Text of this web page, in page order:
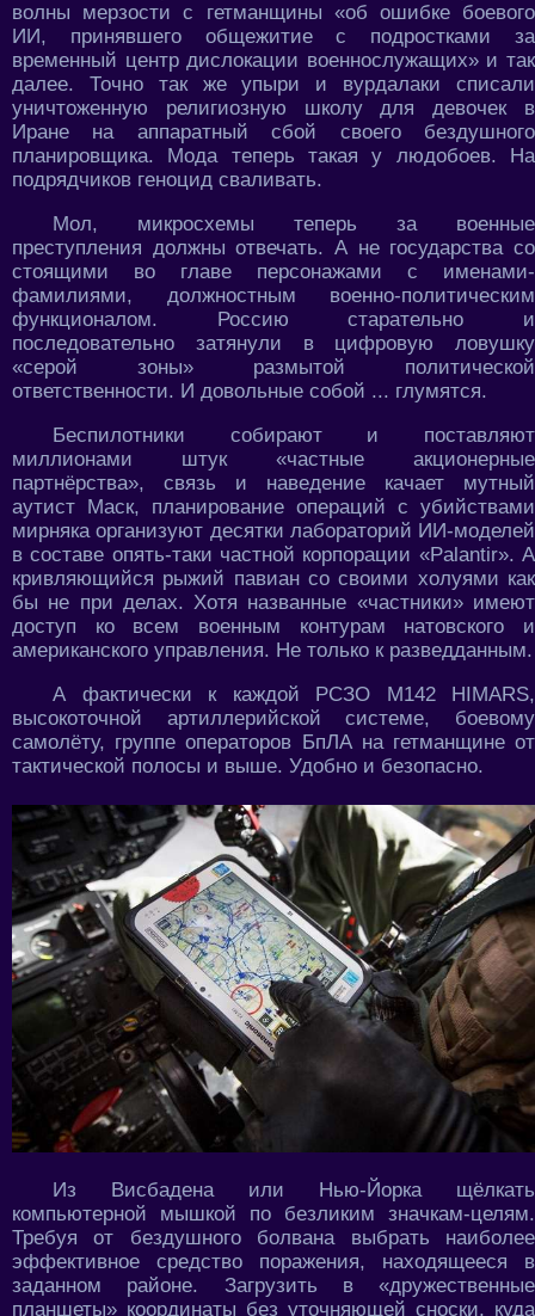
волны мерзости с гетманщины «об ошибке боевого
ИИ, принявшего общежитие с подростками за
временный центр дислокации военнослужащих» и так
далее. Точно так же упыри и вурдалаки списали
уничтоженную религиозную школу для девочек в
Иране на аппаратный сбой своего бездушного
планировщика. Мода теперь такая у людобоев. На
подрядчиков геноцид сваливать.
Мол, микросхемы теперь за военные
преступления должны отвечать. А не государства со
стоящими во главе персонажами с именами-
фамилиями, должностным военно-политическим
функционалом. Россию старательно и
последовательно затянули в цифровую ловушку
«серой зоны» размытой политической
ответственности. И довольные собой ... глумятся.
Беспилотники собирают и поставляют
миллионами штук «частные акционерные
партнёрства», связь и наведение качает мутный
аутист Маск, планирование операций с убийствами
мирняка организуют десятки лабораторий ИИ-моделей
в составе опять-таки частной корпорации «Palantir». А
кривляющийся рыжий павиан со своими холуями как
бы не при делах. Хотя названные «частники» имеют
доступ ко всем военным контурам натовского и
американского управления. Не только к разведданным.
А фактически к каждой РСЗО M142 HIMARS,
высокоточной артиллерийской системе, боевому
самолёту, группе операторов БпЛА на гетманщине от
тактической полосы и выше. Удобно и безопасно.
Из Висбадена или Нью-Йорка щёлкать
компьютерной мышкой по безликим значкам-целям.
Требуя от бездушного болвана выбрать наиболее
эффективное средство поражения, находящееся в
заданном районе. Загрузить в «дружественные
планшеты» координаты без уточняющей сноски, куда